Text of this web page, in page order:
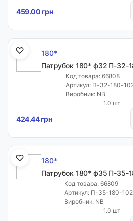
Каталог товарів
Закладки
Інформація
Каталог
Кабінет клієнта
Доставка і оплата
Гурт
Контакти
459.00 грн
180*
Патрубок 180* ф32 П-32-
Код товара: 66808
Артикул: П-32-180-
Виробник: NB
1.0 шт
424.44 грн
180*
Патрубок 180* ф35 П-35-
Код товара: 66809
Артикул: П-35-180-
Виробник: NB
1.0 шт